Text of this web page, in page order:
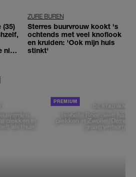
(35)
niet
ZURE BUREN
Sterres buurvrouw kookt 's
ochtends met veel knoflook
en kruiden: 'Ook mijn huis
stinkt'
plekken in
als thuis'
DE STAD VAN
Isabelle Boer deelt haar
plekken in Zwolle: 'Deze
graag verborgen'